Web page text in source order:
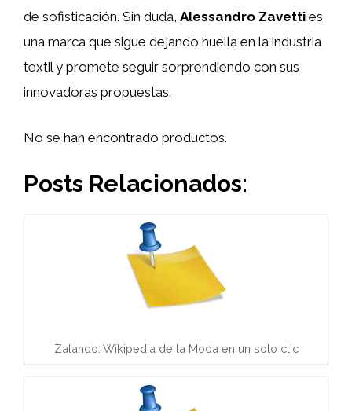
de sofisticación. Sin duda, Alessandro Zavetti es
una marca que sigue dejando huella en la industria
textil y promete seguir sorprendiendo con sus
innovadoras propuestas.
No se han encontrado productos.
Posts Relacionados:
Zalando: Wikipedia de la Moda en un solo clic